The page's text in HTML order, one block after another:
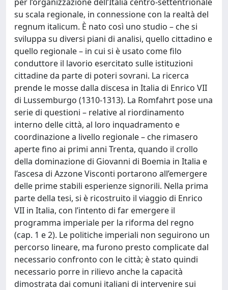
su scala regionale, in connessione con la realtà del
regnum italicum. È nato così uno studio – che si
sviluppa su diversi piani di analisi, quello cittadino e
quello regionale – in cui si è usato come filo
conduttore il lavorio esercitato sulle istituzioni
cittadine da parte di poteri sovrani. La ricerca
prende le mosse dalla discesa in Italia di Enrico VII
di Lussemburgo (1310-1313). La Romfahrt pose una
serie di questioni – relative al riordinamento
interno delle città, al loro inquadramento e
coordinazione a livello regionale – che rimasero
aperte fino ai primi anni Trenta, quando il crollo
della dominazione di Giovanni di Boemia in Italia e
l’ascesa di Azzone Visconti portarono all’emergere
delle prime stabili esperienze signorili. Nella prima
parte della tesi, si è ricostruito il viaggio di Enrico
VII in Italia, con l’intento di far emergere il
programma imperiale per la riforma del regno
(cap. 1 e 2). Le politiche imperiali non seguirono un
percorso lineare, ma furono presto complicate dal
necessario confronto con le città; è stato quindi
necessario porre in rilievo anche la capacità
dimostrata dai comuni italiani di intervenire sui